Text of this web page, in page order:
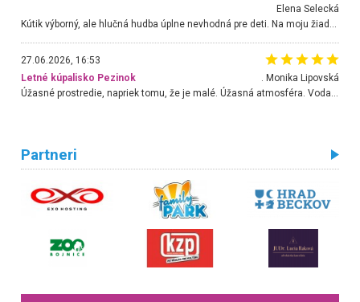
Elena Selecká
27.06.2026, 16:53
Letné kúpalisko Pezinok
. Monika Lipovská
Úžasné prostredie, napriek tomu, že je malé. Úžasná atmosféra. Voda fantastická a nádherná. Ľudí je pomerne veľa, ale su mili a ohľaduplní. Je veľmi zaujímavé sledovať, ako dokážu spolu športovať cudzí ľudia a bez ohľadu na vek. Vládne tu pohoda. Vnuka neviem dostať z vody. Ďakujem za krásny deň . Urcite sa sem vrátim. Jediný problém je s parkovaním, ale aj ten sa mi podarilo vyriešiť. Monika Bratislava
Partneri